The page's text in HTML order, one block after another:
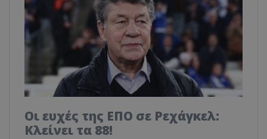
Οι ευχές της ΕΠΟ σε Ρεχάγκελ:
Κλείνει τα 88!